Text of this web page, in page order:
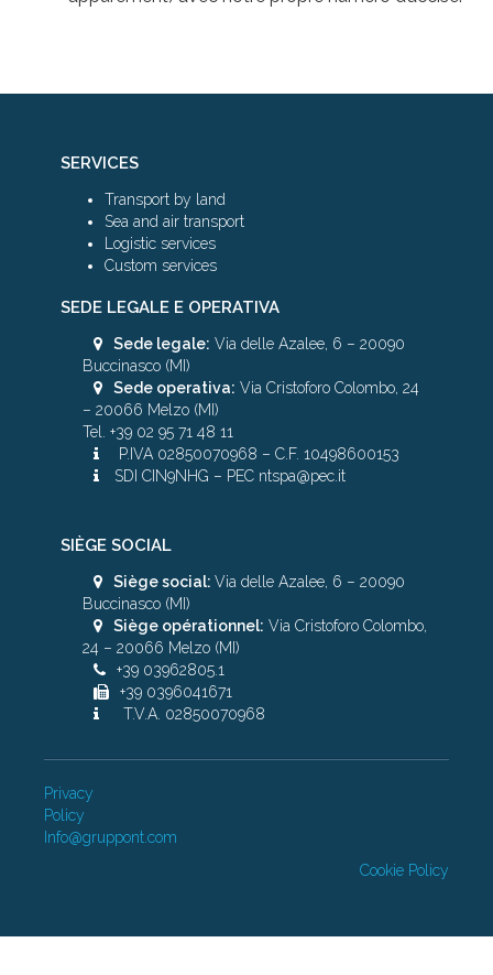
SERVICES
Transport by land
Sea and air transport
Logistic services
Custom services
SEDE LEGALE E OPERATIVA
Sede legale: Via delle Azalee, 6 – 20090
Buccinasco (MI)
Sede operativa: Via Cristoforo Colombo, 24
– 20066 Melzo (MI)
Tel. +39 02 95 71 48 11
P.IVA 02850070968 – C.F. 10498600153
SDI CIN9NHG – PEC ntspa@pec.it
SIÈGE SOCIAL
Siège social:Via delle Azalee, 6 – 20090
Buccinasco (MI)
Siège opérationnel: Via Cristoforo Colombo,
24 – 20066 Melzo (MI)
+39 03962805.1
+39 0396041671
T.V.A. 02850070968
Privacy
Policy
Info@gruppont.com
Cookie Policy